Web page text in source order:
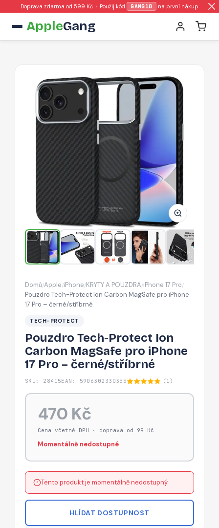
Doprava zdarma od 599 Kč · Použij kód GANG10 na první nákup
AppleGang
Pouzdro
Protect
Carbon
MagSafe
pro
iPhone
17
Pro
černé/stříbrné
Domů/Apple/iPhone/KRYTY A POUZDRA/iPhone 17 Pro/
Pouzdro Tech-Protect Ion Carbon MagSafe pro iPhone
17 Pro – černé/stříbrné
TECH-PROTECT
Pouzdro Tech-Protect Ion
Carbon MagSafe pro iPhone
17 Pro – černé/stříbrné
SKU: 28415EAN: 5906302330355 (1)
470 Kč
Cena včetně DPH · doprava od 99 Kč
Momentálně nedostupné
Tento produkt je momentálně nedostupný.
HLÍDAT DOSTUPNOST